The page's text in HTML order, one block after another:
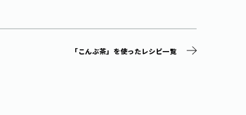
「こんぶ茶」を使ったレシピ一覧